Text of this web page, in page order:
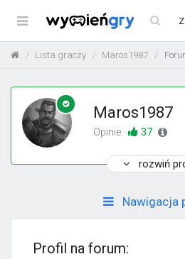
Menu
Lista graczy Maros1987
Maros1987
Opinie 37
rozwiń
Nawigacja
Profil na forum: